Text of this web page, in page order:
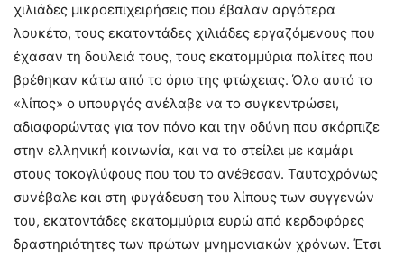
χιλιάδες μικροεπιχειρήσεις που έβαλαν αργότερα
λουκέτο, τους εκατοντάδες χιλιάδες εργαζόμενους που
έχασαν τη δουλειά τους, τους εκατομμύρια πολίτες που
βρέθηκαν κάτω από το όριο της φτώχειας. Όλο αυτό το
«λίπος» ο υπουργός ανέλαβε να το συγκεντρώσει,
αδιαφορώντας για τον πόνο και την οδύνη που σκόρπιζε
στην ελληνική κοινωνία, και να το στείλει με καμάρι
στους τοκογλύφους που του το ανέθεσαν. Ταυτοχρόνως
συνέβαλε και στη φυγάδευση του λίπους των συγγενών
του, εκατοντάδες εκατομμύρια ευρώ από κερδοφόρες
δραστηριότητες των πρώτων μνημονιακών χρόνων. Έτσι